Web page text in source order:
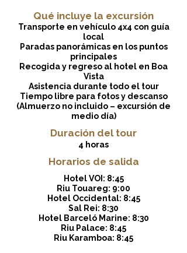
Qué incluye la excursión
Transporte en vehículo 4x4 con guía
local
Paradas panorámicas en los puntos
principales
Recogida y regreso al hotel en Boa
Vista
Asistencia durante todo el tour
Tiempo libre para fotos y descanso
(Almuerzo no incluido – excursión de
medio día)
Duración del tour
4 horas
Horarios de salida
Hotel VOI: 8:45
Riu Touareg: 9:00
Hotel Occidental: 8:45
Sal Rei: 8:30
Hotel Barceló Marine: 8:30
Riu Palace: 8:45
Riu Karamboa: 8:45